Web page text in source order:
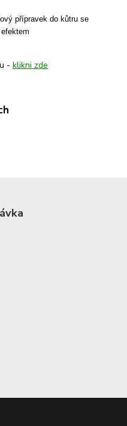
přípravek do kůtru se
-klikni zde